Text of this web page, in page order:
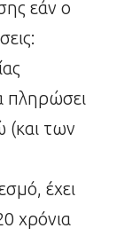
εάν ο
πληρώσει
(και των
έχει
χρόνια